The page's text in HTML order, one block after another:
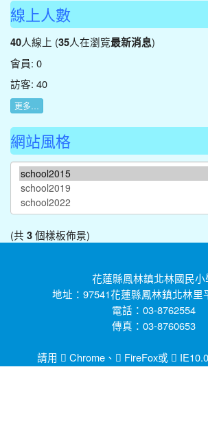
線上人數
40人線上 (35人在瀏覽最新消息)
會員: 0
訪客: 40
更多…
網站風格
(共 3個樣板佈景)
花蓮縣鳳林鎮北林國民小
地址：97541花蓮縣鳳林鎮北林里
電話：03-8762554
傳真：03-8760653
請用 Chrome 、 FireFox或